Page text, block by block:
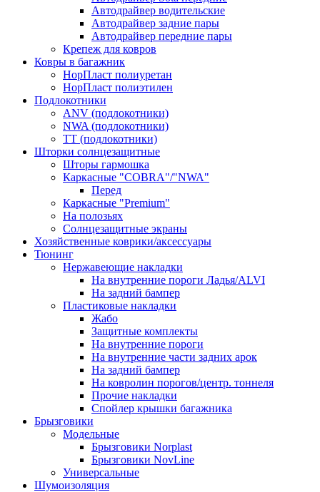
Автодрайвер водительские
Автодрайвер задние пары
Автодрайвер передние пары
Крепеж для ковров
Ковры в багажник
НорПласт полиуретан
НорПласт полиэтилен
Подлокотники
ANV (подлокотники)
NWA (подлокотники)
TT (подлокотники)
Шторки солнцезащитные
Шторы гармошка
Каркасные "COBRA"/"NWA"
Перед
Каркасные "Premium"
На полозьях
Солнцезащитные экраны
Хозяйственные коврики/аксессуары
Тюнинг
Нержавеющие накладки
На внутренние пороги Ладья/ALVI
На задний бампер
Пластиковые накладки
Жабо
Защитные комплекты
На внутренние пороги
На внутренние части задних арок
На задний бампер
На ковролин порогов/центр. тоннеля
Прочие накладки
Спойлер крышки багажника
Брызговики
Модельные
Брызговики Norplast
Брызговики NovLine
Универсальные
Шумоизоляция